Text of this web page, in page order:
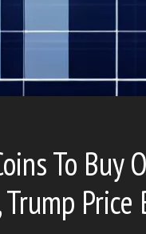
To Buy
Trump Price